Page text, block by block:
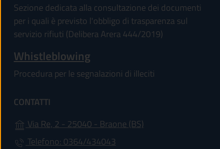
Sezione dedicata alla consultazione dei documenti
per i quali è previsto l'obbligo di trasparenza sul
servizio rifiuti (Delibera Arera 444/2019)
Whistleblowing
Procedura per le segnalazioni di illeciti
CONTATTI
Via Re, 2 - 25040 - Braone (BS)
Telefono: 0364/434043